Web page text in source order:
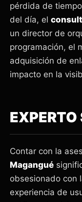
pérdida de
del día, el
un director de
programación, el
adquisición de
impacto en la
Contar con la
Magangué
obsesionado con
experiencia de